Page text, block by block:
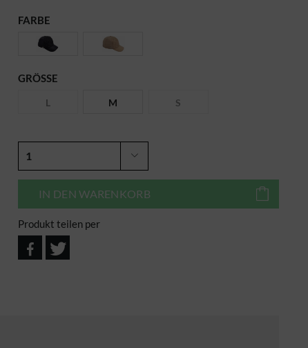
FARBE
GRÖSSE
L M S
IN DEN WARENKORB
Produkt teilen per